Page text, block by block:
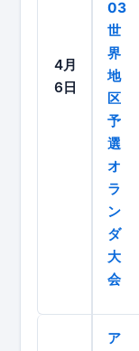
4月
6日
03
世
界
地
区
予
選
オ
ラ
ン
ダ
大
会
ア